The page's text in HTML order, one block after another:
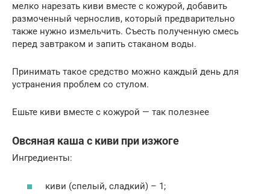
мелко нарезать киви вместе с кожурой, добавить
размоченный чернослив, который предварительно
также нужно измельчить. Съесть полученную смесь
перед завтраком и запить стаканом воды.
Принимать такое средство можно каждый день для
устранения проблем со стулом.
Ешьте киви вместе с кожурой — так полезнее
Овсяная каша с киви при изжоге
Ингредиенты:
киви (спелый, сладкий) – 1;